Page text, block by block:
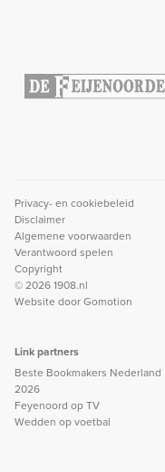
Privacy- en cookiebeleid
Disclaimer
Algemene voorwaarden
Verantwoord spelen
Copyright
© 2026 1908.nl
Website doorGomotion
Link partners
Beste Bookmakers Nederland
2026
Feyenoord op TV
Wedden op voetbal